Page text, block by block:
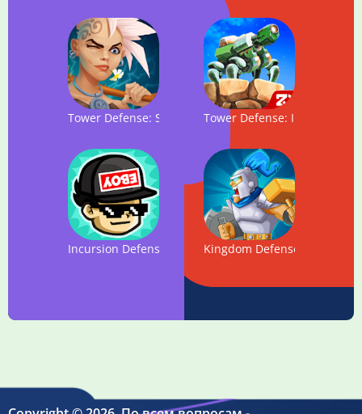
Tower Defense: Syndicate Heroes TDTower Defense: Invasion HD
Incursion Defense Kingdom Defense: Castle war